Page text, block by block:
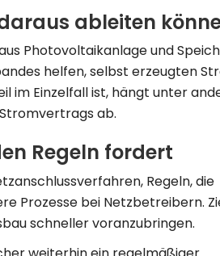
ableiten
Photovoltaikanlage und
helfen, selbst erzeugten
im Einzelfall ist, hängt unter
ab.
Regeln fordert
Regeln, die
Prozesse bei Netzbetreibern.
schneller voranzubringen.